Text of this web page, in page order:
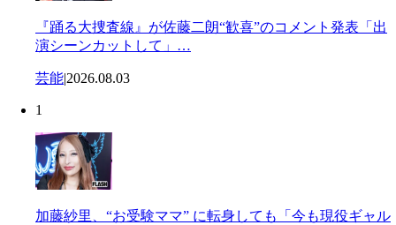
『踊る大捜査線』が佐藤二朗“歓喜”のコメント発表「出
演シーンカットして」…
芸能|2026.08.03
1
加藤紗里、“お受験ママ” に転身しても「今も現役ギャル